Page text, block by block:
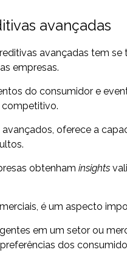
avançadas
avançadas tem
empresas.
do consumidor e
competitivo.
oferece a
obtenham insights
é um aspecto
em um setor ou
dos